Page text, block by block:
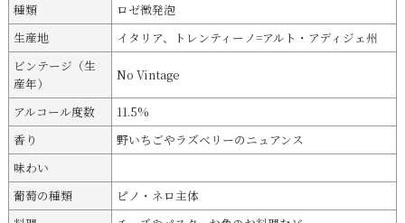
種類
ロゼ微発泡
生産地
イタリア、トレンティーノ=アルト・アディジェ州
ビンテージ（生
産年）
No Vintage
アルコール度数
11.5%
香り
野いちごやラズベリーのニュアンス
味わい
葡萄の種類
ピノ・ネロ主体